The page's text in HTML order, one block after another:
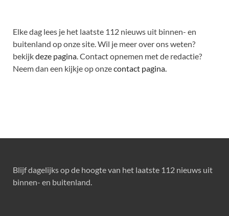
Elke dag lees je het laatste 112 nieuws uit binnen- en
buitenland op onze site. Wil je meer over ons weten?
bekijkdeze pagina. Contact opnemen met de redactie?
Neem dan een kijkje op onzecontact pagina.
Blijf dagelijks op de hoogte van het laatste 112 nieuws uit
binnen- en buitenland.